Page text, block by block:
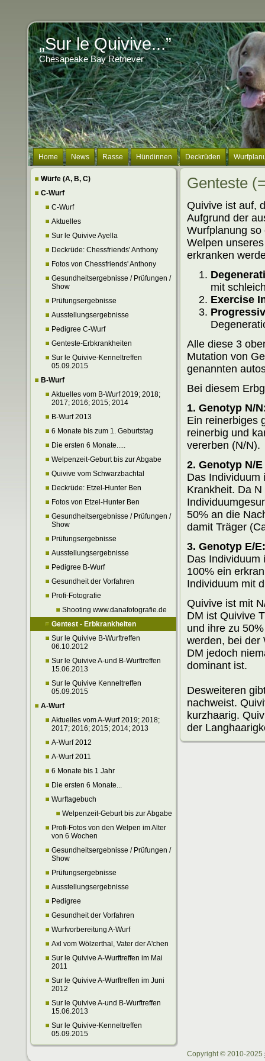
„Sur le Quivive...”
Chesapeake Bay Retriever
Home News Rasse Hündinnen Deckrüden
Würfe (A, B, C)
C-Wurf
C-Wurf
Aktuelles
Sur le Quivive Ayella
Deckrüde: Chessfriends' Anthony
Fotos von Chessfriends' Anthony
Gesundheitsergebnisse / Prüfungen /
Show
Prüfungsergebnisse
Ausstellungsergebnisse
Pedigree C-Wurf
Genteste-Erbkrankheiten
Sur le Quivive-Kenneltreffen
05.09.2015
B-Wurf
Aktuelles vom B-Wurf 2019; 2018;
2017; 2016; 2015; 2014
B-Wurf 2013
6 Monate bis zum 1. Geburtstag
Die ersten 6 Monate.....
Welpenzeit-Geburt bis zur Abgabe
Quivive vom Schwarzbachtal
Deckrüde: Etzel-Hunter Ben
Fotos von Etzel-Hunter Ben
Gesundheitsergebnisse / Prüfungen /
Show
Prüfungsergebnisse
Ausstellungsergebnisse
Pedigree B-Wurf
Gesundheit der Vorfahren
Profi-Fotografie
Shooting www.danafotografie.de
Gentest - Erbkrankheiten
Sur le Quivive B-Wurftreffen
06.10.2012
Sur le Quivive A-und B-Wurftreffen
15.06.2013
Sur le Quivive Kenneltreffen
05.09.2015
A-Wurf
Aktuelles vom A-Wurf 2019; 2018;
2017; 2016; 2015; 2014; 2013
A-Wurf 2012
A-Wurf 2011
6 Monate bis 1 Jahr
Die ersten 6 Monate...
Wurftagebuch
Welpenzeit-Geburt bis zur Abgabe
Profi-Fotos von den Welpen im Alter
von 6 Wochen
Gesundheitsergebnisse / Prüfungen /
Show
Prüfungsergebnisse
Ausstellungsergebnisse
Pedigree
Gesundheit der Vorfahren
Wurfvorbereitung A-Wurf
Axl vom Wölzerthal, Vater der A'chen
Sur le Quivive A-Wurftreffen im Mai
2011
Sur le Quivive A-Wurftreffen im Juni
2012
Sur le Quivive A-und B-Wurftreffen
15.06.2013
Sur le Quivive-Kenneltreffen
05.09.2015
Genteste
Quivive ist auf,
Aufgrund der
Wurfplanung
Welpen
erkranken
mit
Exercise
Alle diese 3
Mutation von
genannten
Bei diesem
1. Genotyp N/
Ein reinerbiges
reinerbig und
vererben (N/N).
2. Genotyp N/
Das Individuum
Krankheit. Da
50% an die
damit Träger
3. Genotyp E/E:
Das Individuum
100% ein
Individuum mit
Quivive ist mit
DM ist Quivive
und ihre zu
werden, bei der
DM jedoch
dominant ist.
Desweiteren
nachweist.
kurzhaarig.
der
Copyright © 2010-2025